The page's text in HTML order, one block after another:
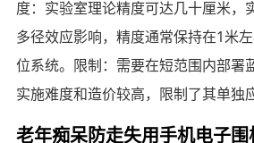
度：实验室理论精度可达几十厘米，
多径效应影响，精度通常保持在1米
位系统。限制：需要在短范围内部署
实施难度和造价较高，限制了其单独
老年痴呆防走失用手机电子